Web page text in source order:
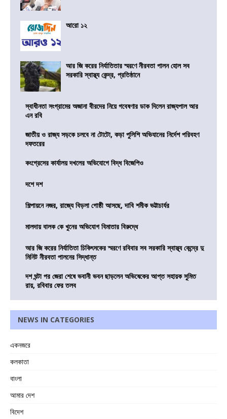
আরো ১২
আর জি করের নির্যাতিতার স্মরণে নীরবতা পালন হোল সব
সরকারি স্বাস্থ্য কেন্দ্র, প্রতিষ্ঠানে
স্বাধীনতা সংগ্রামের অজানা বীরদের নিয়ে গবেষণার ডাক দিলেন রাজ্যপাল আর
এন রবি
জাতীয় ও রাজ্য সড়কে চলবে না টোটো, কড়া পুলিশি অভিযানের নির্দেশ পরিবহণ
দফতরের
কংগ্রেসের কার্যালয় দখলের অভিযোগে বিদ্ধ বিজেপিও
দশে দশ
শিল্পায়নে নজর, রাজ্যে বিড়লা গোষ্ঠী আসছে, দাবি শমীক ভট্টাচার্যর
মালদায় বালক কে খুনের অভিযোগ বিমাতার বিরুদ্ধে
আর জি করের নির্যাতিতা চিকিৎসকের স্মরণে রবিবার সব সরকারি স্বাস্থ্য কেন্দ্রে দু
মিনিট নীরবতা পালনের সিদ্ধান্ত
দশ ঘন্টা পর জেরা শেষে ভবানী ভবন ছাড়লেন অভিষেকের আপ্ত সহায়ক সুমিত
রায়, রবিবার ফের তলব
NEWS IN CATEGORIES
একনজরে
কলকাতা
বাংলা
আমার দেশ
বিদেশ